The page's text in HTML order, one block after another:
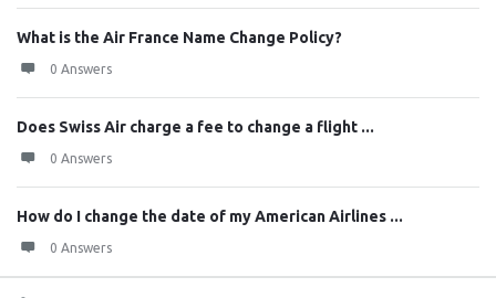
What is the Air France Name Change Policy?
0 Answers
Does Swiss Air charge a fee to change a flight ...
0 Answers
How do I change the date of my American Airlines ...
0 Answers